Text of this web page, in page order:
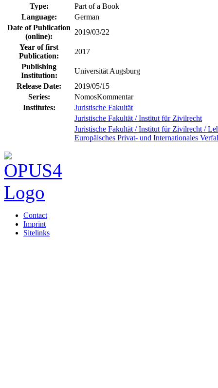
Type:
Part of a Book
Language:
German
Date of Publication
(online):
2019/03/22
Year of first
Publication:
2017
Publishing
Institution:
Universität Augsburg
Release Date:
2019/05/15
Series:
NomosKommentar
Institutes:
Juristische Fakultät
Juristische Fakultät / Institut für Zivilrecht
Juristische Fakultät / Institut für Zivilrecht /
Europäisches Privat- und Internationales
Contact
Imprint
Sitelinks